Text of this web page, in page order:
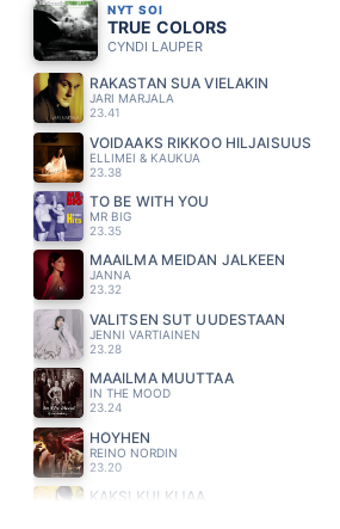
NYT SOI
TRUE COLORS
CYNDI LAUPER
RAKASTAN SUA VIELÄKIN
JARI MARJALA
23.41
VOIDAAKS RIKKOO HILJAISUUS
ELLIMEI & KAUKUA
23.38
TO BE WITH YOU
MR BIG
23.35
MAAILMA MEIDÄN JÄLKEEN
JANNA
23.32
VALITSEN SUT UUDESTAAN
JENNI VARTIAINEN
23.28
MAAILMA MUUTTAA
IN THE MOOD
23.24
HÖYHEN
REINO NORDIN
23.20
KAKSI KULKIJAA